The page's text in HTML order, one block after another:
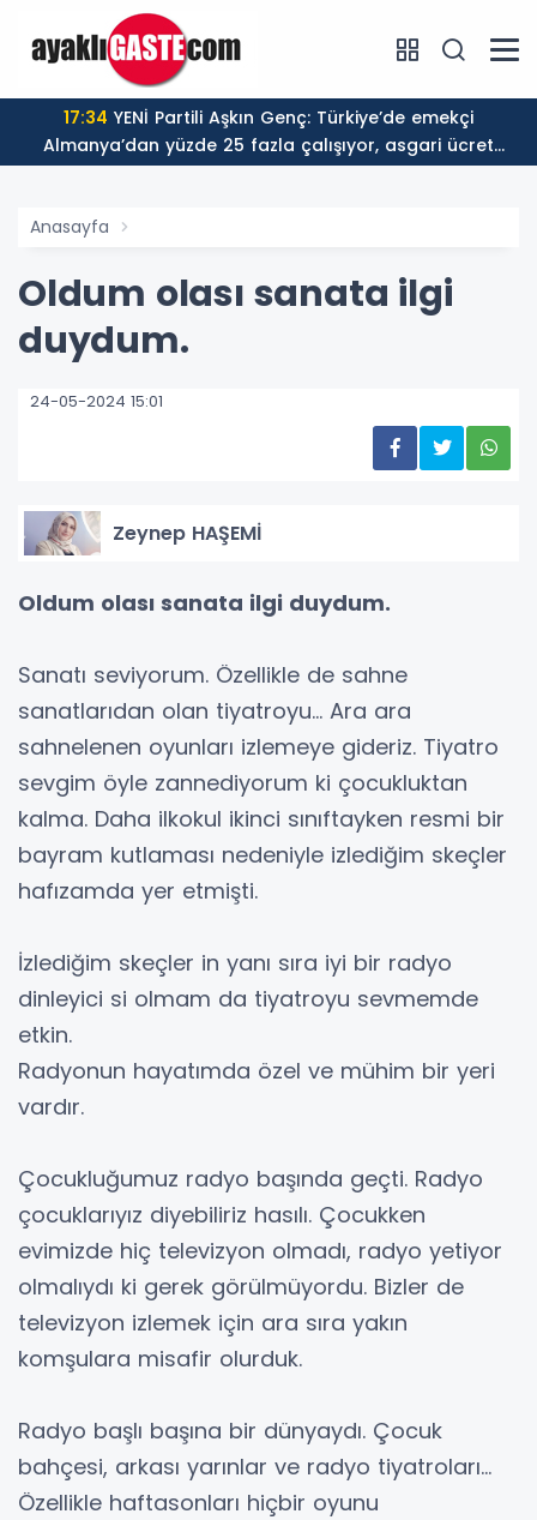
17:34
Almanya’dan yüzde 25 fazla çalışıyor, asgari ücret
ayın 18 gününe yetiyor
Anasayfa
Oldum olası sanata ilgi
duydum.
24-05-2024 15:01
Zeynep HAŞEMİ
Oldum olası sanata ilgi duydum.
Sanatı seviyorum. Özellikle de sahne
sanatlarıdan olan tiyatroyu... Ara ara
sahnelenen oyunları izlemeye gideriz. Tiyatro
sevgim öyle zannediyorum ki çocukluktan
kalma. Daha ilkokul ikinci sınıftayken resmi bir
bayram kutlaması nedeniyle izlediğim skeçler
hafızamda yer etmişti.
İzlediğim skeçler in yanı sıra iyi bir radyo
dinleyici si olmam da tiyatroyu sevmemde
etkin.
Radyonun hayatımda özel ve mühim bir yeri
vardır.
Çocukluğumuz radyo başında geçti. Radyo
çocuklarıyız diyebiliriz hasılı. Çocukken
evimizde hiç televizyon olmadı, radyo yetiyor
olmalıydı ki gerek görülmüyordu. Bizler de
televizyon izlemek için ara sıra yakın
komşulara misafir olurduk.
Radyo başlı başına bir dünyaydı. Çocuk
bahçesi, arkası yarınlar ve radyo tiyatroları...
Özellikle haftasonları hiçbir oyunu